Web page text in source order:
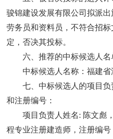
骏锦建设发展有限公司拟派
劳务员和资料员，不符合招
定，否决其投标。
六、推荐的中标候选人名
中标候选人名称：福建
七、中标候选人的项目
和注册编号：
项目负责人姓名: 陈文彪
程专业注册建造师，注册编号